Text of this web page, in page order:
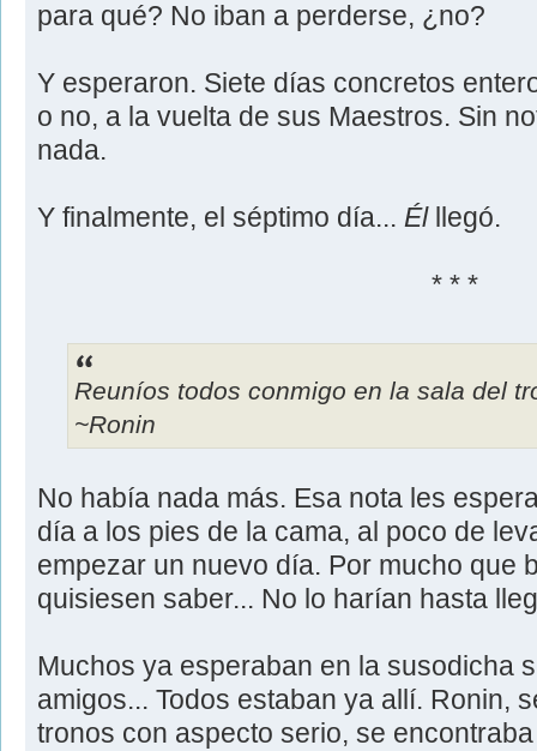
para qué? No iban a perderse, ¿no?
Y esperaron. Siete días concretos
o no, a la vuelta de sus Maestros. Sin
nada.
Y finalmente, el séptimo día... Élllegó.
* * *
Reuníos todos conmigo en la sala del
~Ronin
No había nada más. Esa nota les
día a los pies de la cama, al poco de
empezar un nuevo día. Por mucho que
quisiesen saber... No lo harían hasta
Muchos ya esperaban en la susodicha
amigos... Todos estaban ya allí. Ronin,
tronos con aspecto serio, se